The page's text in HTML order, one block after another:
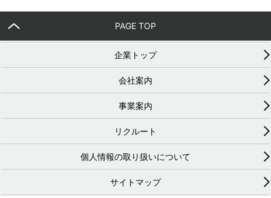
PAGE TOP
企業トップ
会社案内
事業案内
リクルート
個人情報の取り扱いについて
サイトマップ